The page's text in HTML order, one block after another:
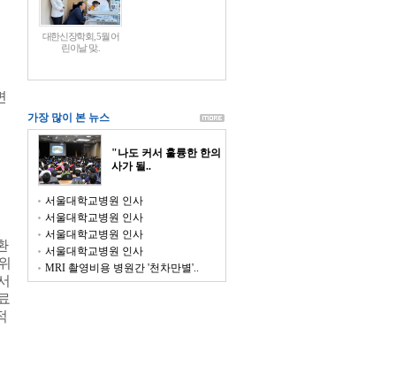
대한신장학회, 5월 어
린이날 맞..
가장 많이 본 뉴스
"나도 커서 훌륭한 한의
사가 될..
서울대학교병원 인사
서울대학교병원 인사
서울대학교병원 인사
서울대학교병원 인사
MRI 촬영비용 병원간 '천차만별'..